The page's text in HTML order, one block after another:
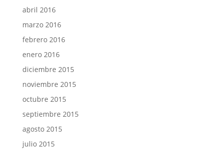
abril 2016
marzo 2016
febrero 2016
enero 2016
diciembre 2015
noviembre 2015
octubre 2015
septiembre 2015
agosto 2015
julio 2015